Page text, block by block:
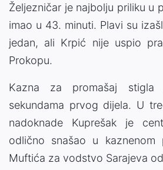
Željezničar je najbolju priliku u
imao u 43. minuti. Plavi su
jedan, ali Krpić nije uspio
Prokopu.
Kazna za promašaj stigla
sekundama prvog dijela. U
nadoknade Kuprešak je
odlično snašao u kaznenom
Muftića za vodstvo Sarajeva